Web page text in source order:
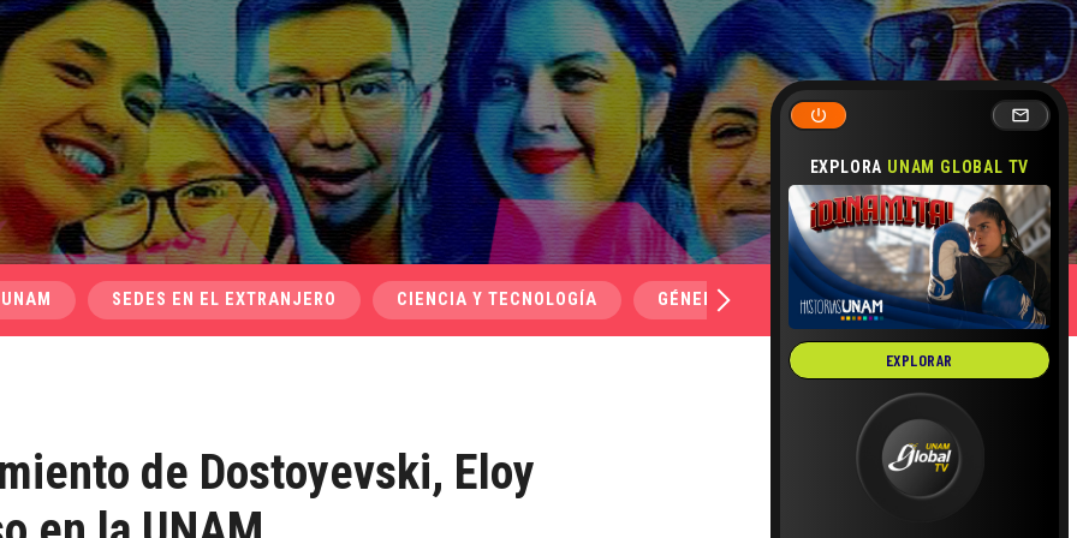
EXPLORA UNAM GLOBAL TV
EXPLORAR
SEDES EN EL EXTRANJERO CIENCIA Y TECNOLOGÍA GÉNERO Y SEXUALIDAD SALUD
de Dostoyevski, Eloy